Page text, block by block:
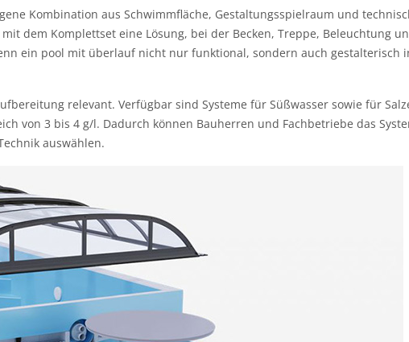
Kombination aus Schwimmfläche, Gestaltungsspielraum und
dem Komplettset eine Lösung, bei der Becken, Treppe, Beleuchtung
ein pool mit überlauf nicht nur funktional, sondern auch gestalterisch
relevant. Verfügbar sind Systeme für Süßwasser sowie für
von 3 bis 4 g/l. Dadurch können Bauherren und Fachbetriebe das
auswählen.